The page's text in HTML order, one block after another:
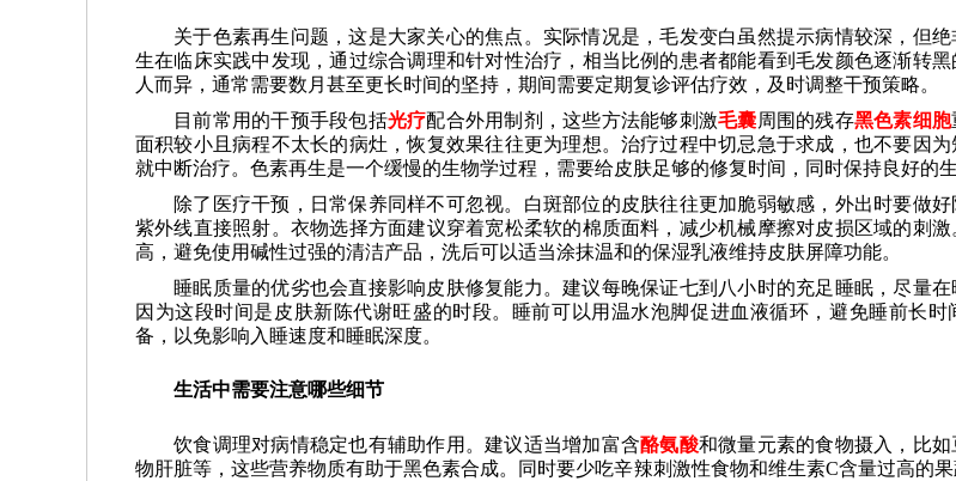
关于色素再生问题，这是大家关心的焦点。实际情况是，毛发变白虽然提示病情较深，但
生在临床实践中发现，通过综合调理和针对性治疗，相当比例的患者都能看到毛发颜色逐渐转黑
人而异，通常需要数月甚至更长时间的坚持，期间需要定期复诊评估疗效，及时调整干预策略。
目前常用的干预手段包括光疗配合外用制剂，这些方法能够刺激毛囊周围的残存黑色素细胞
面积较小且病程不太长的病灶，恢复效果往往更为理想。治疗过程中切忌急于求成，也不要因
就中断治疗。色素再生是一个缓慢的生物学过程，需要给皮肤足够的修复时间，同时保持良好的生
除了医疗干预，日常保养同样不可忽视。白斑部位的皮肤往往更加脆弱敏感，外出时要做
紫外线直接照射。衣物选择方面建议穿着宽松柔软的棉质面料，减少机械摩擦对皮损区域的刺
高，避免使用碱性过强的清洁产品，洗后可以适当涂抹温和的保湿乳液维持皮肤屏障功能。
睡眠质量的优劣也会直接影响皮肤修复能力。建议每晚保证七到八小时的充足睡眠，尽量在
因为这段时间是皮肤新陈代谢旺盛的时段。睡前可以用温水泡脚促进血液循环，避免睡前长时
备，以免影响入睡速度和睡眠深度。
生活中需要注意哪些细节
饮食调理对病情稳定也有辅助作用。建议适当增加富含酪氨酸和微量元素的食物摄入，比
物肝脏等，这些营养物质有助于黑色素合成。同时要少吃辛辣刺激性食物和维生素C含量过高的